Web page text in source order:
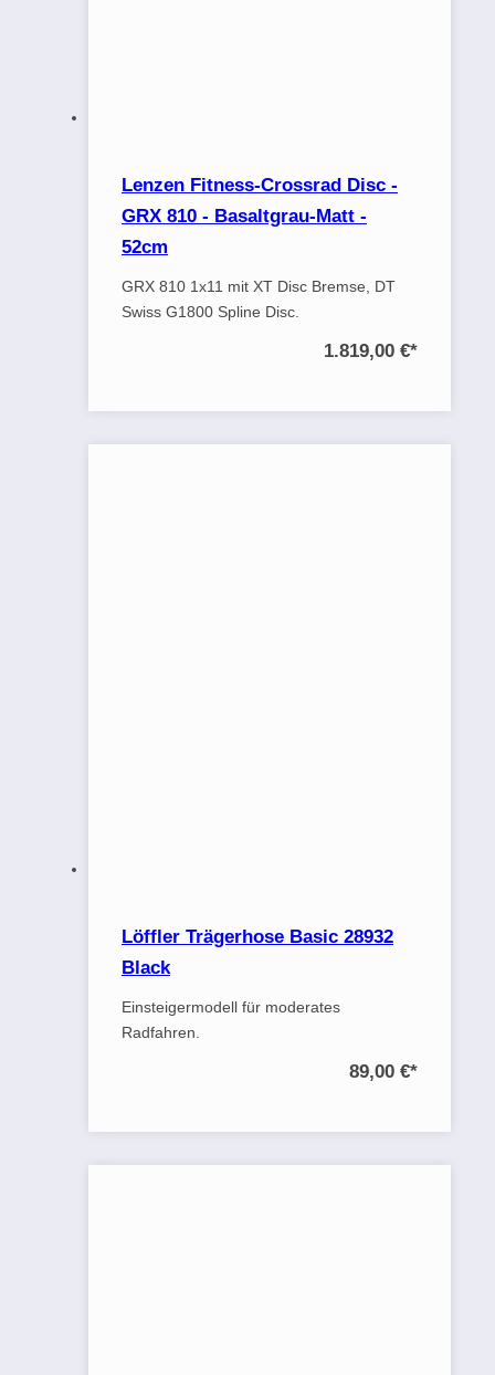
Lenzen Fitness-Crossrad Disc -
GRX 810 - Basaltgrau-Matt -
52cm
GRX 810 1x11 mit XT Disc Bremse, DT
Swiss G1800 Spline Disc.
1.819,00 €*
Löffler Trägerhose Basic 28932
Black
Einsteigermodell für moderates
Radfahren.
89,00 €*